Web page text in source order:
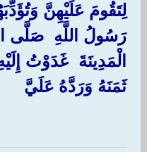
‏لِتَقُومَ عَلَيْهِنَّ
رَسُولُ اللَّهِ ‏ ‏صَلَّى
‏الْمَدِينَةَ ‏ ‏غَدَوْتُ
ثَمَنَهُ وَرَدَّهُ عَلَيَّ